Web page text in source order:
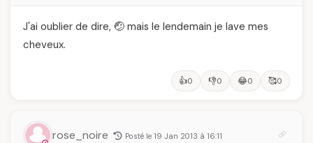
J'ai oublier de dire, 🤕 mais le lendemain je lave mes
cheveux.
👍0 👎0 😂0 🥰0
rose_noire Posté le 19 Jan 2013 à 16:11